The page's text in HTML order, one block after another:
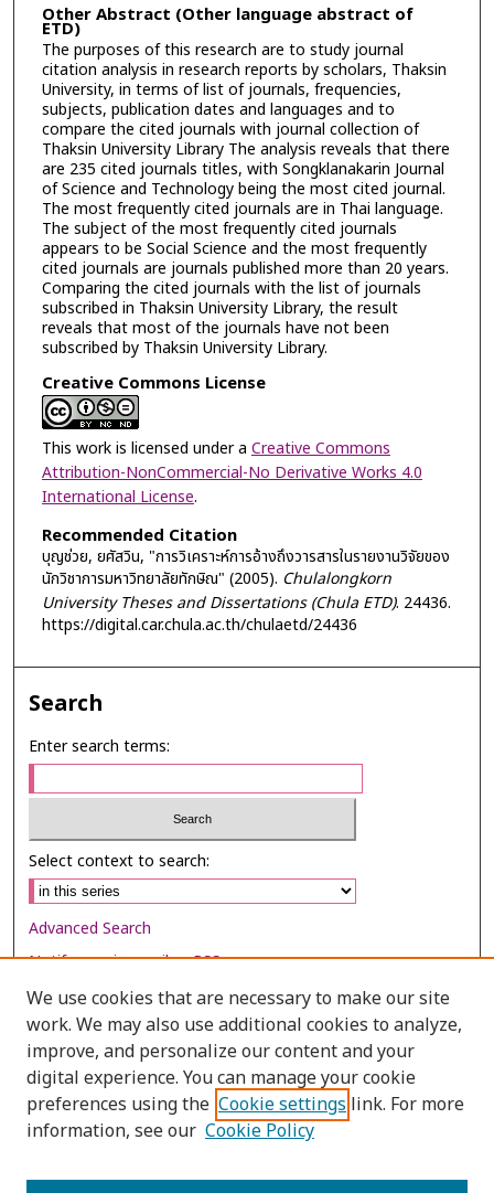
Other Abstract (Other language abstract of
ETD)
The purposes of this research are to study journal
citation analysis in research reports by scholars, Thaksin
University, in terms of list of journals, frequencies,
subjects, publication dates and languages and to
compare the cited journals with journal collection of
Thaksin University Library The analysis reveals that there
are 235 cited journals titles, with Songklanakarin Journal
of Science and Technology being the most cited journal.
The most frequently cited journals are in Thai language.
The subject of the most frequently cited journals
appears to be Social Science and the most frequently
cited journals are journals published more than 20 years.
Comparing the cited journals with the list of journals
subscribed in Thaksin University Library, the result
reveals that most of the journals have not been
subscribed by Thaksin University Library.
Creative Commons License
This work is licensed under a Creative Commons
Attribution-NonCommercial-No Derivative Works 4.0
International License.
Recommended Citation
บุญช่วย, ยศัสวิน, "การวิเคราะห์การอ้างถึงวารสารในรายงานวิจัยของ
นักวิชาการมหาวิทยาลัยทักษิณ" (2005). Chulalongkorn
University Theses and Dissertations (Chula ETD). 24436.
https://digital.car.chula.ac.th/chulaetd/24436
Search
Enter search terms:
Select context to search:
Advanced Search
Notify me via email orRSS
Browse
Collections
Disciplines
Authors
We use cookies that are necessary to make our site
work. We may also use additional cookies to analyze,
improve, and personalize our content and your
digital experience. You can manage your cookie
preferences using the Cookie settings link. For more
information, see our Cookie Policy